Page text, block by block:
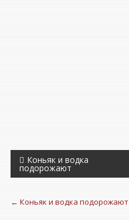
Навигация
по
записям
Коньяк и водка
подорожают
← Коньяк и водка подорожают